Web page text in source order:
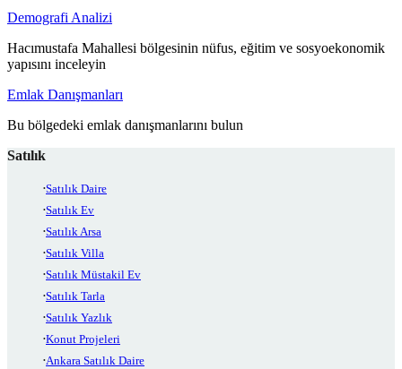
Demografi Analizi
Hacımustafa Mahallesi bölgesinin nüfus, eğitim ve sosyoekonomik
yapısını inceleyin
Emlak Danışmanları
Bu bölgedeki emlak danışmanlarını bulun
Satılık
Satılık Daire
Satılık Ev
Satılık Arsa
Satılık Villa
Satılık Müstakil Ev
Satılık Tarla
Satılık Yazlık
Konut Projeleri
Ankara Satılık Daire